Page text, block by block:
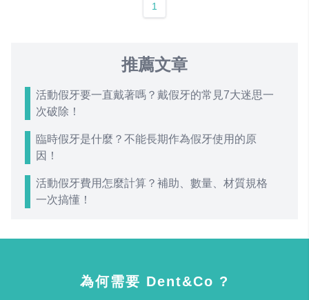
1
推薦文章
活動假牙要一直戴著嗎？戴假牙的常見7大迷思一
次破除！
臨時假牙是什麼？不能長期作為假牙使用的原
因！
活動假牙費用怎麼計算？補助、數量、材質規格
一次搞懂！
為何需要 Dent&Co ?